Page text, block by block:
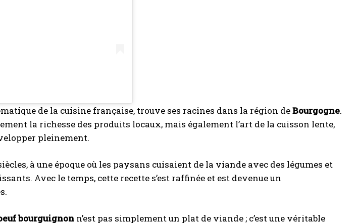
de la cuisine française, trouve ses racines dans la région deBourgogne.
la richesse des produits locaux, mais également l’art de la cuisson lente,
pleinement.
à une époque où les paysans cuisaient de la viande avec des légumes et
Avec le temps, cette recette s’est raffinée et est devenue un
bourguignon n’est pas simplement un plat de viande ; c’est une véritable